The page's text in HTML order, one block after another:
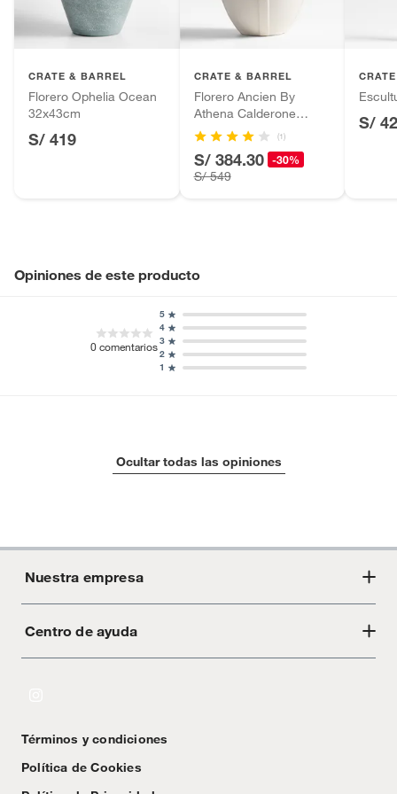
Ancho 35cm
Profundidad 35cm
No aplica
Pinturas de color a pedido.
Plantas.
Productos que hayan sido previamente instalados.
Baterías de auto.
Motocicletas y bicicletas motorizadas.
Licores y cigarros electrónicos.
CRATE & BARREL
Florero Ophelia Ocean
32x43cm
S/ 419
CRATE & BARREL
Florero Ancien By
Athena Calderone
43cm
(1)
S/ 384.30 -30%
S/ 549
S/
Opiniones de este producto
0comentarios
1
2
3
4
5
Ocultar todas las opiniones
Nuestra empresa
Acerca de Crate
Centro de ayuda
Textos Legales
Términos y condiciones
Política de Cookies